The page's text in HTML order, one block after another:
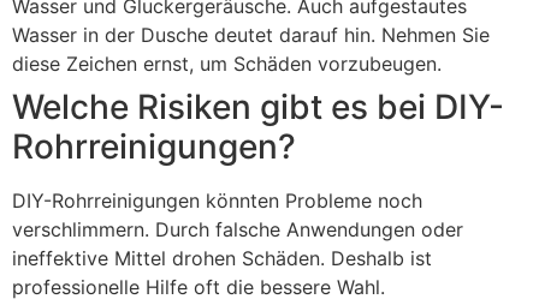
Wasser und Gluckergeräusche. Auch aufgestautes
Wasser in der Dusche deutet darauf hin. Nehmen Sie
diese Zeichen ernst, um Schäden vorzubeugen.
Welche Risiken gibt es bei DIY-
Rohrreinigungen?
DIY-Rohrreinigungen könnten Probleme noch
verschlimmern. Durch falsche Anwendungen oder
ineffektive Mittel drohen Schäden. Deshalb ist
professionelle Hilfe oft die bessere Wahl.